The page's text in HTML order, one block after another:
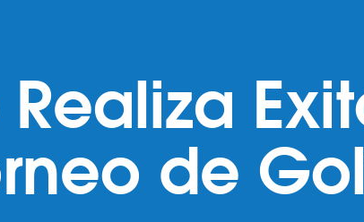
de